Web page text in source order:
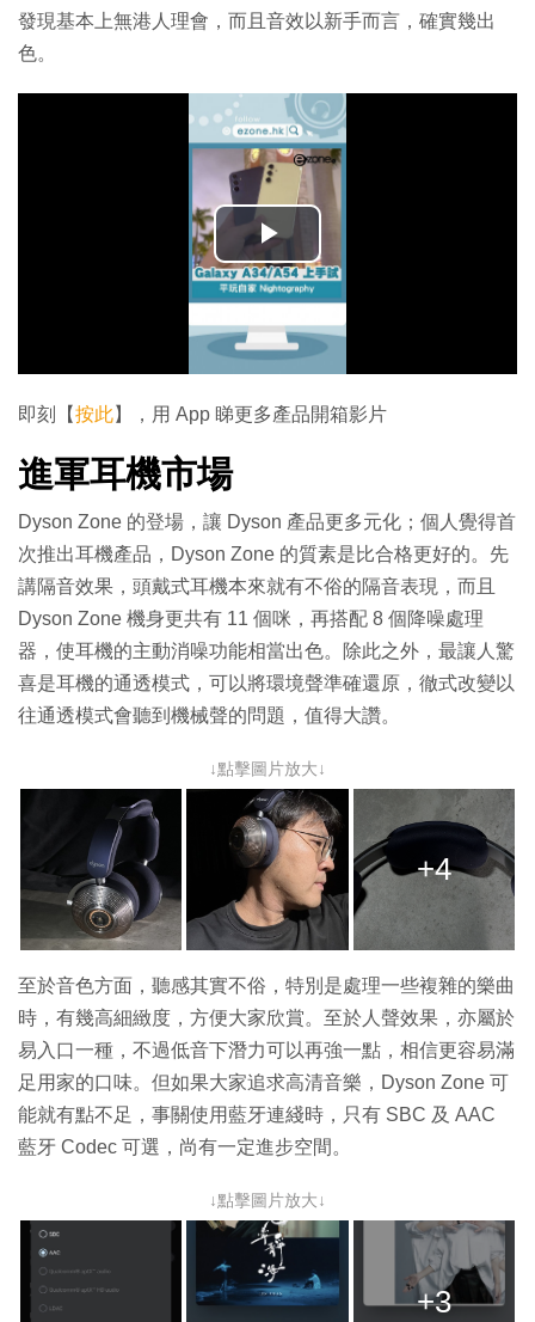
發現基本上無港人理會，而且音效以新手而言，確實幾出
色。
播
放
影
片
即刻【按此】，用 App 睇更多產品開箱影片
進軍耳機市場
Dyson Zone 的登場，讓 Dyson 產品更多元化；個人覺得首
次推出耳機產品，Dyson Zone 的質素是比合格更好的。先
講隔音效果，頭戴式耳機本來就有不俗的隔音表現，而且
Dyson Zone 機身更共有 11 個咪，再搭配 8 個降噪處理
器，使耳機的主動消噪功能相當出色。除此之外，最讓人驚
喜是耳機的通透模式，可以將環境聲準確還原，徹式改變以
往通透模式會聽到機械聲的問題，值得大讚。
↓點擊圖片放大↓
+4
至於音色方面，聽感其實不俗，特別是處理一些複雜的樂曲
時，有幾高細緻度，方便大家欣賞。至於人聲效果，亦屬於
易入口一種，不過低音下潛力可以再強一點，相信更容易滿
足用家的口味。但如果大家追求高清音樂，Dyson Zone 可
能就有點不足，事關使用藍牙連綫時，只有 SBC 及 AAC
藍牙 Codec 可選，尚有一定進步空間。
↓點擊圖片放大↓
+3